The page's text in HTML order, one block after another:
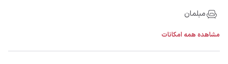
مبلمان
مشاهده همه امکانات